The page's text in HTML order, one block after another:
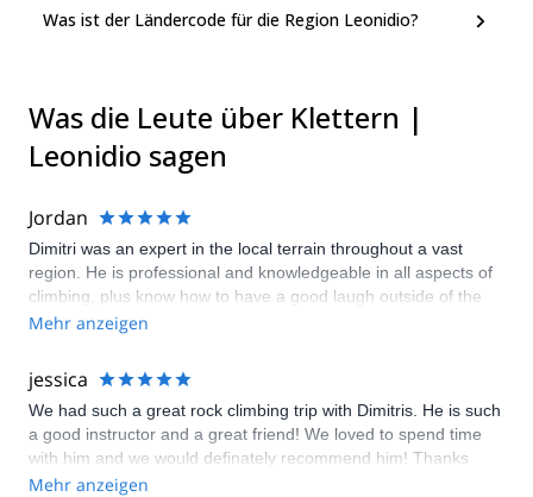
Was ist der Ländercode für die Region Leonidio?
Was die Leute über Klettern |
Leonidio sagen
Jordan
Dimitri was an expert in the local terrain throughout a vast
region. He is professional and knowledgeable in all aspects of
climbing, plus know how to have a good laugh outside of the
ropes. 12/10 would climb again.
Mehr anzeigen
jessica
We had such a great rock climbing trip with Dimitris. He is such
a good instructor and a great friend! We loved to spend time
with him and we would definately recommend him! Thanks
Dimitris for your good heart and the time you invested in us :)
Mehr anzeigen